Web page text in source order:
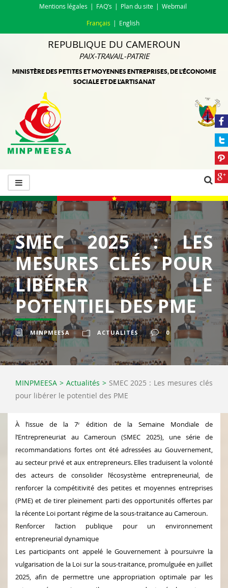
Mentions légales FAQ’s Plan du site Webmail
Français English
REPUBLIQUE DU CAMEROUN
PAIX-TRAVAIL-PATRIE
MINISTÈRE DES PETITES ET MOYENNES ENTREPRISES, DE L’ÉCONOMIE
SOCIALE ET DE L’ARTISANAT
SMEC 2025 : LES
MESURES CLÉS POUR
LIBÉRER LE
POTENTIEL DES PME
MINPMEESA ACTUALITÉS 0
MINPMEESA > Actualités > SMEC 2025 : Les mesures clés
pour libérer le potentiel des PME
À l’issue de la 7ᵉ édition de la Semaine Mondiale de
l’Entrepreneuriat au Cameroun (SMEC 2025), une série de
recommandations fortes ont été adressées au Gouvernement,
au secteur privé et aux entrepreneurs. Elles traduisent la volonté
des acteurs de consolider l’écosystème entrepreneurial, de
renforcer la compétitivité des petites et moyennes entreprises
(PME) et de tirer pleinement parti des opportunités offertes par
la récente Loi portant régime de la sous-traitance au Cameroun.
Renforcer l’action publique pour un environnement
entrepreneurial dynamique
Les participants ont appelé le Gouvernement à poursuivre la
vulgarisation de la Loi sur la sous-traitance, promulguée en juillet
2025, afin de permettre une appropriation optimale par les